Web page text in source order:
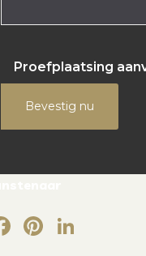
Proefplaatsing
Bevestig nu
Facebook